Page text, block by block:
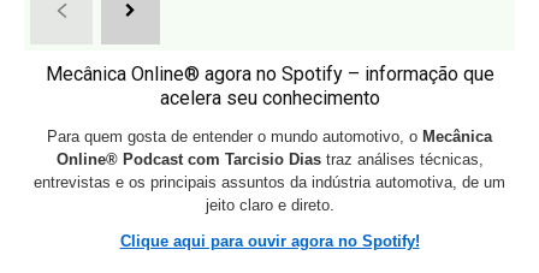
Mecânica Online® agora no Spotify – informação que
acelera seu conhecimento
Para quem gosta de entender o mundo automotivo, o Mecânica
Online® Podcast com Tarcisio Diastraz análises técnicas,
entrevistas e os principais assuntos da indústria automotiva, de um
jeito claro e direto.
Clique aqui para ouvir agora no Spotify!